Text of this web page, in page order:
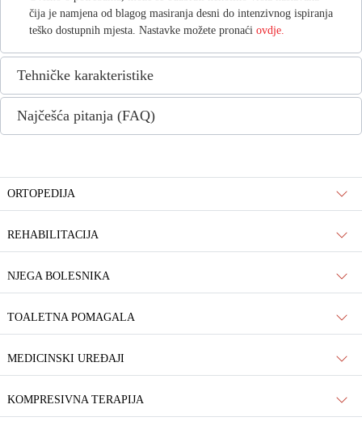
ORTOPEDIJA
REHABILITACIJA
NJEGA BOLESNIKA
TOALETNA POMAGALA
MEDICINSKI UREĐAJI
KOMPRESIVNA TERAPIJA
čija je namjena od blagog masiranja desni do intenzivnog ispiranja
teško dostupnih mjesta. Nastavke možete pronaći ovdje.
Tehničke karakteristike
Najčešća pitanja (FAQ)